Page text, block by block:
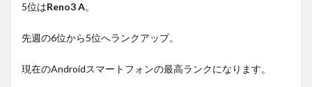
5位はReno3 A。
先週の6位から5位へランクアップ。
現在のAndroidスマートフォンの最高ランクになります。